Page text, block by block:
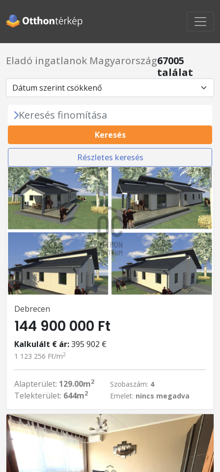
Eladó ingatlanok Magyarország67005
találat
Keresés finomítása
Keresés
Részletes keresés
Debrecen
144 900 000 Ft
Kalkulált € ár:395 902 €
1 123 256 Ft/m2
Alapterület: 129.00m2
Telekterület: 644m2
Szobaszám: 4
Emelet: nincs megadva